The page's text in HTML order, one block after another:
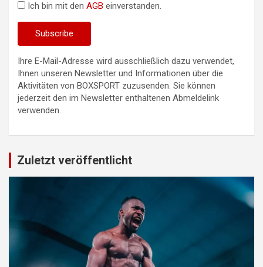
Ich bin mit den AGB einverstanden.
Ihre E-Mail-Adresse wird ausschließlich dazu verwendet,
Ihnen unseren Newsletter und Informationen über die
Aktivitäten von BOXSPORT zuzusenden. Sie können
jederzeit den im Newsletter enthaltenen Abmeldelink
verwenden.
Zuletzt veröffentlicht